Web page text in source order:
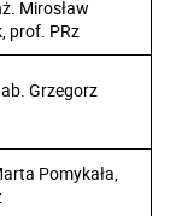
Mirosław
prof. PRz
Grzegorz
Pomykała,